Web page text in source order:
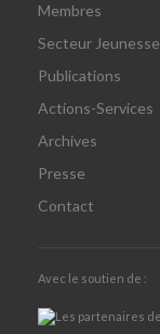
Membres
Secteur Jeunesse
Publications
Actions-Services
Archives
Presse
Contact
Avec le soutien de :